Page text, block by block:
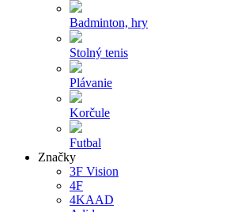
Badminton, hry
Stolný tenis
Plávanie
Korčule
Futbal
Značky
3F Vision
4F
4KAAD